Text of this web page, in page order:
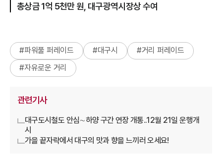
총상금 1억 5천만 원, 대구광역시장상 수여
#파워풀 퍼레이드 #대구시 #거리 퍼레이드
#자유로운 거리
관련기사
대구도시철도 안심∼하양 구간 연장 개통..12월 21일 운행개
시
가을 끝자락에서 대구의 맛과 향을 느끼러 오세요!